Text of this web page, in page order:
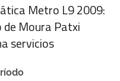
Metro L9 2009:
Moura Patxi
servicios